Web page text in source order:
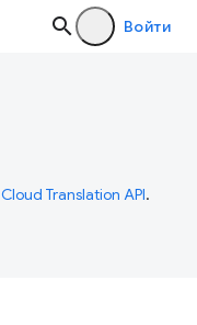
Войти
Cloud Translation API.